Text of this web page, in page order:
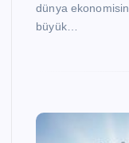
dünya
büyük…